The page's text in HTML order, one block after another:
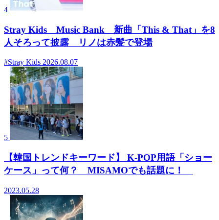
4
Stray Kids Music Bank 新曲「This & That」を8
人そろって披露 リノは赤髪で登場
#Stray Kids 2026.08.07
5
【韓国トレンドキーワード】 K-POP用語「ショー
ケース」って何？ MISAMOでも話題に！
2023.05.28